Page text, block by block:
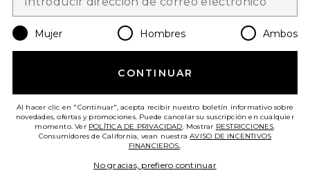
Favorite VESTIDO KATSIA
Mujer Hombres Ambos
CONTINUAR
Al hacer clic en "Continuar", acepta recibir nuestro boletín informativo sobre
novedades, ofertas y promociones. Puede cancelar su suscripción en cualquier
momento. Ver POLÍTICA DE PRIVACIDAD. Mostrar RESTRICCIONES.
Consumidores de California, vean nuestraAVISO DE INCENTIVOS
FINANCIEROS..
No gracias, prefiero continuar